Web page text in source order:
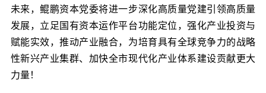
未来，鲲鹏资本党委将进一步深化高质量党建引领高质量
发展，立足国有资本运作平台功能定位，强化产业投资与
赋能实效，推动产业融合，为培育具有全球竞争力的战略
性新兴产业集群、加快全市现代化产业体系建设贡献更大
力量！